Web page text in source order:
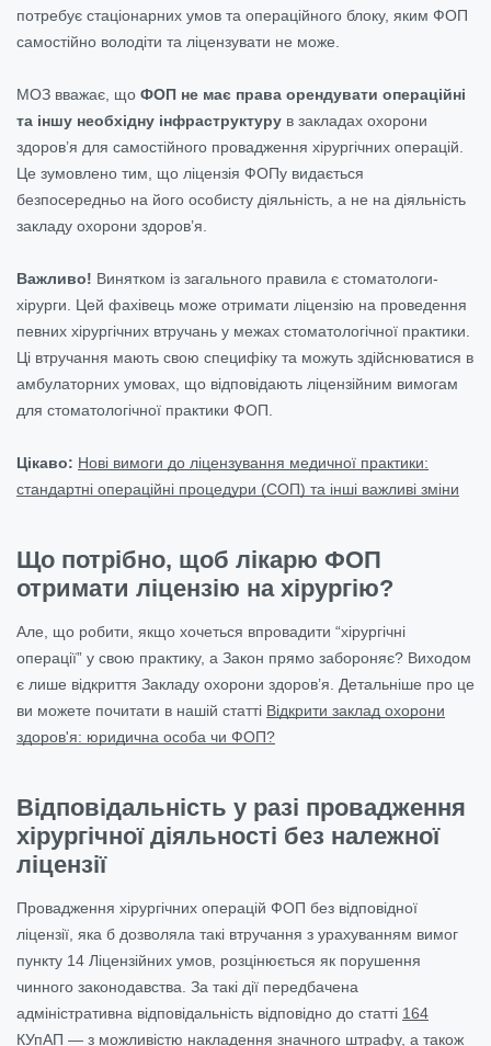
потребує стаціонарних умов та операційного блоку, яким ФОП
самостійно володіти та ліцензувати не може.
МОЗ вважає, що ФОП не має права орендувати операційні
та іншу необхідну інфраструктуру в закладах охорони
здоров’я для самостійного провадження хірургічних операцій.
Це зумовлено тим, що ліцензія ФОПу видається
безпосередньо на його особисту діяльність, а не на діяльність
закладу охорони здоров’я.
Важливо! Винятком із загального правила є стоматологи-
хірурги. Цей фахівець може отримати ліцензію на проведення
певних хірургічних втручань у межах стоматологічної практики.
Ці втручання мають свою специфіку та можуть здійснюватися в
амбулаторних умовах, що відповідають ліцензійним вимогам
для стоматологічної практики ФОП.
Цікаво: Нові вимоги до ліцензування медичної практики:
стандартні операційні процедури (СОП) та інші важливі зміни
Що потрібно, щоб лікарю ФОП
отримати ліцензію на хірургію?
Але, що робити, якщо хочеться впровадити “хірургічні
операції” у свою практику, а Закон прямо забороняє? Виходом
є лише відкриття Закладу охорони здоров’я. Детальніше про це
ви можете почитати в нашій статті Відкрити заклад охорони
здоров'я: юридична особа чи ФОП?
Відповідальність у разі провадження
хірургічної діяльності без належної
ліцензії
Провадження хірургічних операцій ФОП без відповідної
ліцензії, яка б дозволяла такі втручання з урахуванням вимог
пункту 14 Ліцензійних умов, розцінюється як порушення
чинного законодавства. За такі дії передбачена
адміністративна відповідальність відповідно до статті 164
КУпАП — з можливістю накладення значного штрафу, а також